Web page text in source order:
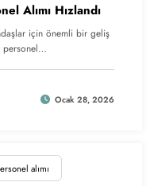
alımı
Alımı Hızlandı
için önemli bir geliş
personel…
Ocak 28, 2026